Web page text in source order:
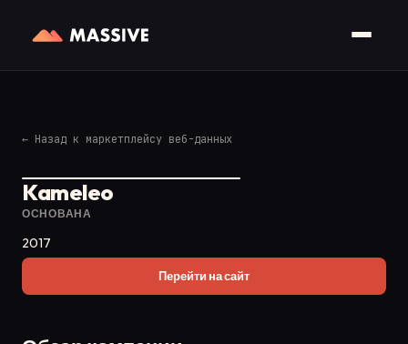
← Назад к маркетплейсу веб-данных
Kameleo
ОСНОВАНА
2017
Перейти на сайт